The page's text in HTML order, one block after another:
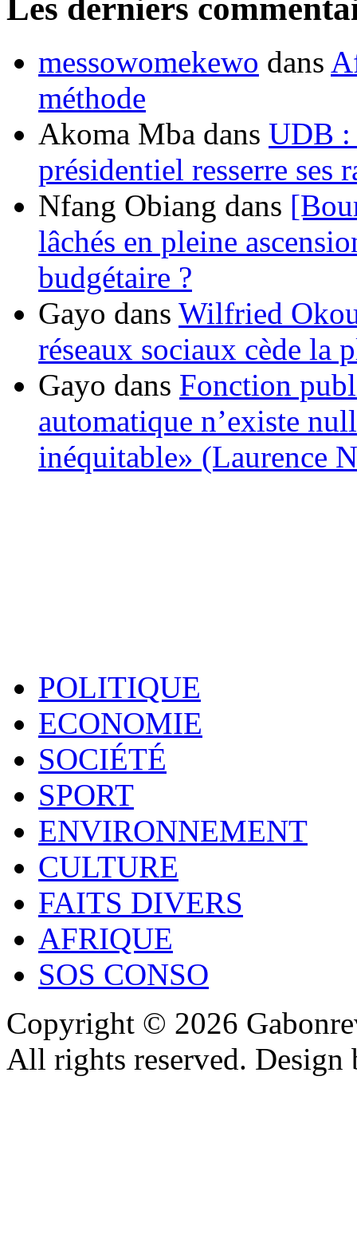
Les derniers
messowomekewo dans
méthode
Akoma Mba dans UDB :
présidentiel resserre ses
Nfang Obiang dans
lâchés en pleine
budgétaire ?
Gayo dans Wilfried
réseaux sociaux cède la
Gayo dans Fonction
automatique n’existe
inéquitable» (Laurence
POLITIQUE
ECONOMIE
SOCIÉTÉ
SPORT
ENVIRONNEMENT
CULTURE
FAITS DIVERS
AFRIQUE
SOS CONSO
Copyright © 2026
All rights reserved.